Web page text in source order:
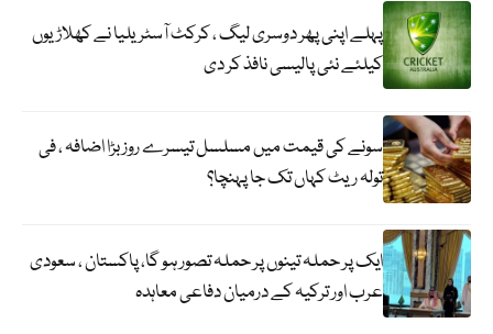
پہلے اپنی پھر دوسری لیگ ، کرکٹ آسٹریلیا نے کھلاڑیوں
کیلئے نئی پالیسی نافذ کر دی
سونے کی قیمت میں مسلسل تیسرے روز بڑا اضافہ ، فی
تولہ ریٹ کہاں تک جا پہنچا؟
ایک پر حملہ تینوں پر حملہ تصور ہو گا، پاکستان ، سعودی
عرب اور ترکیہ کے درمیان دفاعی معاہدہ